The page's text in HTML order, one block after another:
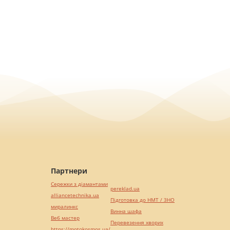
Партнери
Сережки з діамантами
alliancetechnika.ua
миралинкс
Веб мастер
pereklad.ua
Підготовка до НМТ / ЗНО
Винна шафа
Перевезення хворих